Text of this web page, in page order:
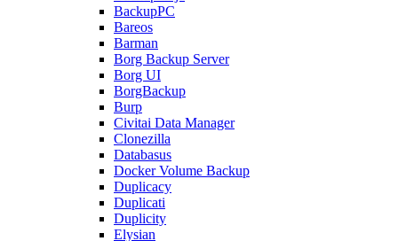
BackupPC
Bareos
Barman
Borg Backup Server
Borg UI
BorgBackup
Burp
Civitai Data Manager
Clonezilla
Databasus
Docker Volume Backup
Duplicacy
Duplicati
Duplicity
Elysian